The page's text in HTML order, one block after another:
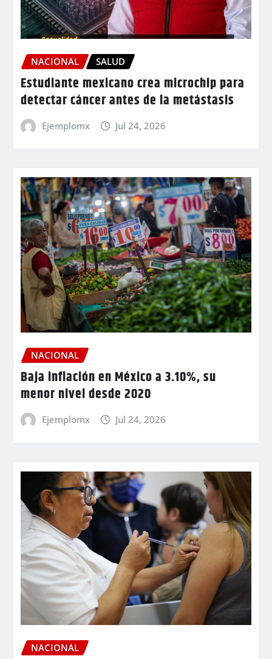
NACIONAL SALUD
Estudiante mexicano crea microchip para
detectar cáncer antes de la metástasis
Ejemplomx Jul 24, 2026
NACIONAL
Baja inflación en México a 3.10%, su
menor nivel desde 2020
Ejemplomx Jul 24, 2026
NACIONAL